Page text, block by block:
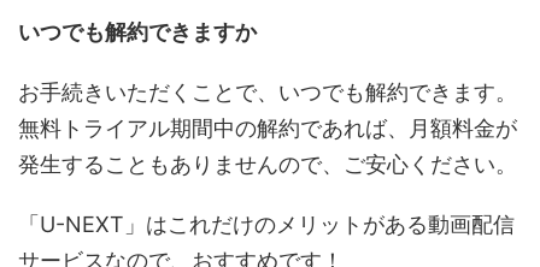
いつでも解約できますか
お手続きいただくことで、いつでも解約できます。
無料トライアル期間中の解約であれば、月額料金が
発生することもありませんので、ご安心ください。
「U-NEXT」はこれだけのメリットがある動画配信
サービスなので、おすすめです！